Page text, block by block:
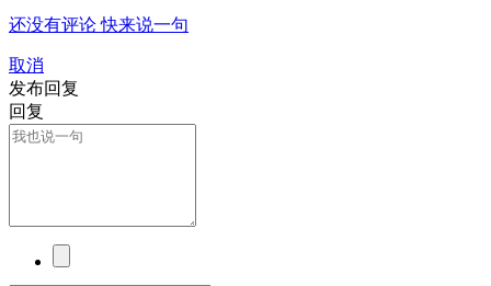
还没有评论 快来说一句
取消
发布回复
回复